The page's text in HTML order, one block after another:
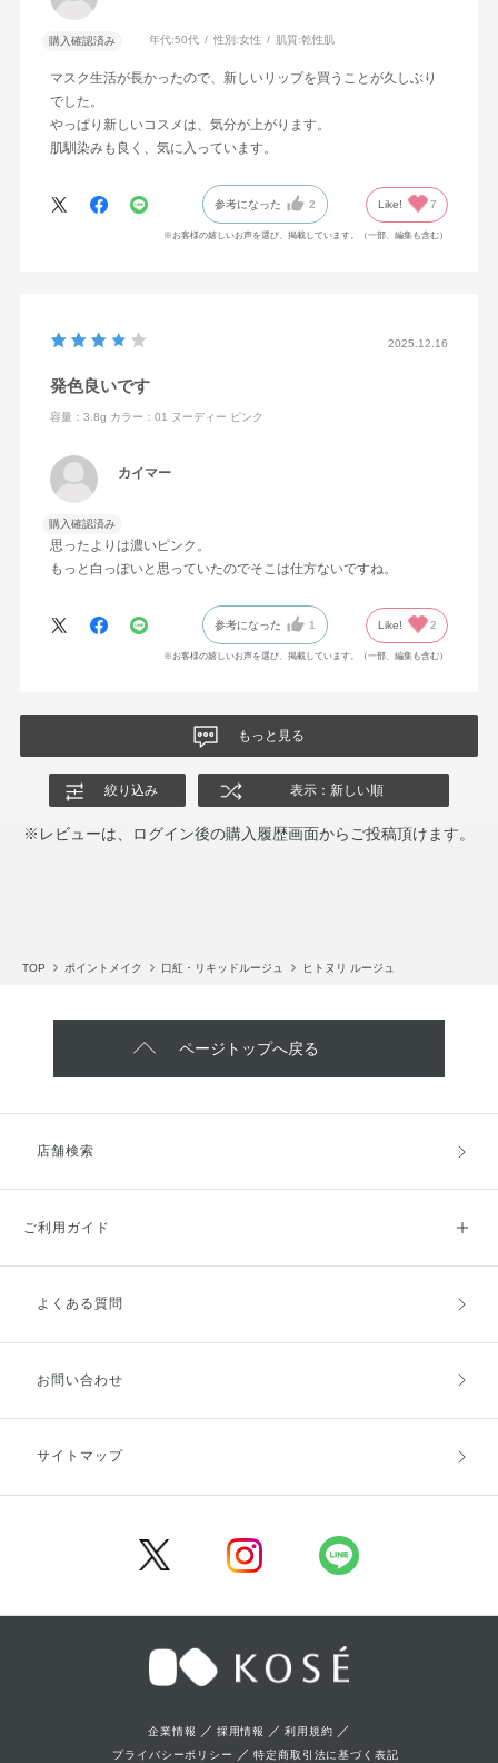
購入確認済み 年代:50代 性別:女性 肌質:乾性肌
マスク生活が長かったので、新しいリップを買うことが久しぶり
でした。
やっぱり新しいコスメは、気分が上がります。
肌馴染みも良く、気に入っています。
参考になった 2 Like! 7
※お客様の嬉しいお声を選び、掲載しています。（一部、編集も含む）
2025.12.16
発色良いです
容量：3.8g カラー：01 ヌーディー ピンク
カイマー
購入確認済み
思ったよりは濃いピンク。
もっと白っぽいと思っていたのでそこは仕方ないですね。
参考になった 1 Like! 2
※お客様の嬉しいお声を選び、掲載しています。（一部、編集も含む）
もっと見る
絞り込み 表示：新しい順
※レビューは、ログイン後の購入履歴画面からご投稿頂けます。
TOP ポイントメイク 口紅・リキッドルージュ ヒトヌリ ルージュ
ページトップへ戻る
店舗検索
ご利用ガイド
ご利用ガイドトップ
お支払方法
キャンセル・返品・交換
よくある質問
お問い合わせ
サイトマップ
企業情報 ／ 採用情報 ／利用規約 ／
プライバシーポリシー ／特定商取引法に基づく表記